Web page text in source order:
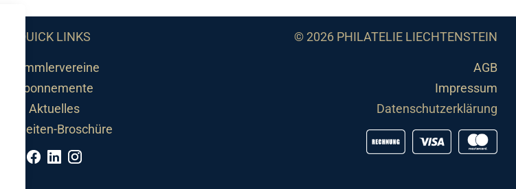
QUICK LINKS
Sammlervereine
Abonnemente
Aktuelles
Neuheiten-Broschüre
© 2026 PHILATELIE LIECHTENSTEIN
AGB
Impressum
Datenschutzerklärung